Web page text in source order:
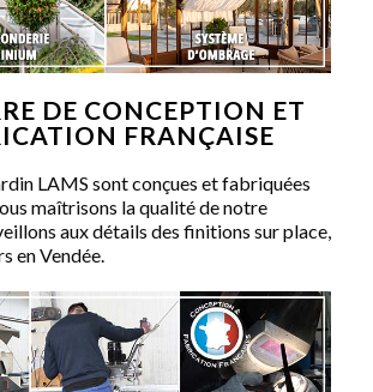
DE CONCEPTION ET
FRANÇAISE
LAMS sont conçues et fabriquées
maîtrisons la qualité de notre
aux détails des finitions sur place,
en Vendée.